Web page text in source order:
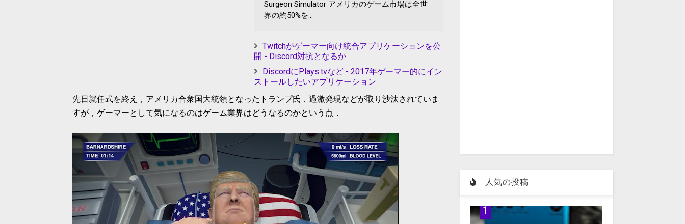
Surgeon Simulator アメリカのゲーム市場は全世
界の約50%を...
Twitchがゲーマー向け統合アプリケーションを公
開 - Discord対抗となるか
DiscordにPlays.tvなど - 2017年ゲーマー的にイン
ストールしたいアプリケーション
先日就任式を終え，アメリカ合衆国大統領となったトランプ氏．過激発現などが取り沙汰されていま
すが，ゲーマーとして気になるのはゲーム業界はどうなるのかという点．
人気の投稿
1